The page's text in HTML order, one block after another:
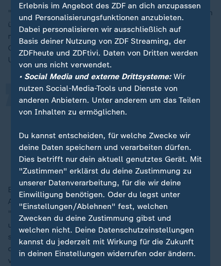
"Diese beunruhigenden Fotos werfen noch mehr Fragen
über Epstein und seine Beziehungen zu einigen der
mächtigsten Männern der Welt auf", sagte Robert
Garcia, der führende Demokrat im
Untersuchungsausschuss, in einer Erklärung.
Wir werden nicht ruhen, bis das
amerikanische Volk die Wahrheit
alle Akten veröffentlichen, jetzt!
„
Robert Garcia, führender Demokrat im Epstein-Ausschuss
Ein Sprecher des republikanisch geführten
Ausschusses warf den Demokraten im Gremium vor,
"Fotos selektiv auszuwählen und gezielt zu redigieren,
um eine falsche Darstellung von Präsident Trump zu
schaffen". Man habe über 95.000 Bilder erhalten und
die Demokraten hätten nur eine "Handvoll"
veröffentlicht. Trump hat mehrfach erklärt, er habe
Erlebnis im Angebot des ZDF an dich anzupassen
und Personalisierungsfunktionen anzubieten.
Dabei personalisieren wir ausschließlich auf
Basis deiner Nutzung von ZDF Streaming, der
ZDFheute und ZDFtivi. Daten von Dritten werden
von uns nicht verwendet.
• Social Media und externe Drittsysteme:Wir
nutzen Social-Media-Tools und Dienste von
anderen Anbietern. Unter anderem um das Teilen
von Inhalten zu ermöglichen.
Du kannst entscheiden, für welche Zwecke wir
deine Daten speichern und verarbeiten dürfen.
Dies betrifft nur dein aktuell genutztes Gerät. Mit
"Zustimmen" erklärst du deine Zustimmung zu
unserer Datenverarbeitung, für die wir deine
Einwilligung benötigen. Oder du legst unter
"Einstellungen/Ablehnen" fest, welchen
Zwecken du deine Zustimmung gibst und
welchen nicht. Deine Datenschutzeinstellungen
kannst du jederzeit mit Wirkung für die Zukunft
in deinen Einstellungen widerrufen oder ändern.